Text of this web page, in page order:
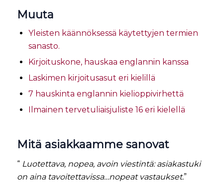
Muuta
Yleisten käännöksessä käytettyjen termien
sanasto.
Kirjoituskone, hauskaa englannin kanssa
Laskimen kirjoitusasut eri kielillä
7 hauskinta englannin kielioppivirhettä
Ilmainen tervetuliaisjuliste 16 eri kielellä
Mitä asiakkaamme sanovat
“ Luotettava, nopea, avoin viestintä: asiakastuki
on aina tavoitettavissa…nopeat vastaukset.”